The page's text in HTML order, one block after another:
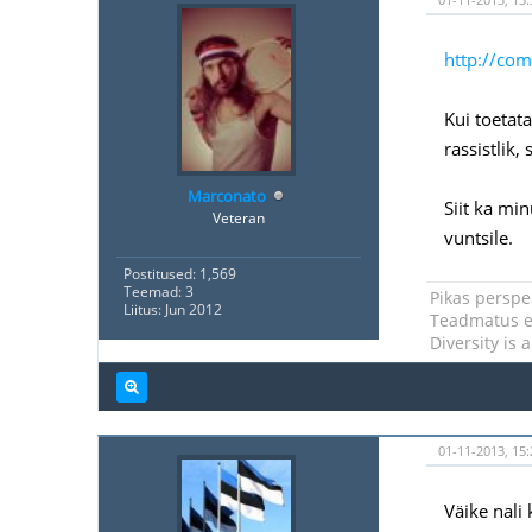
Marconato
Veteran
Postitused: 1,569
Teemad: 3
Liitus: Jun 2012
http://
Kui
rassistlik,
Siit ka
vuntsile.
Pikas
Teadmatus
Diversity is
01-11-2013,
Väike nali